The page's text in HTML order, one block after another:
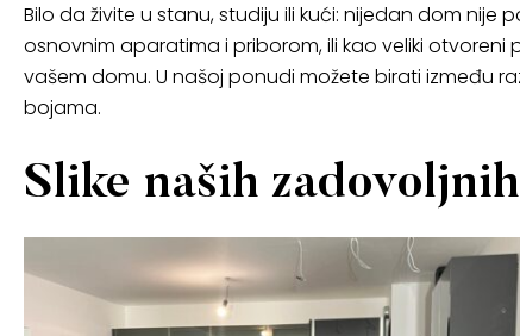
Bilo da živite u stanu, studiju ili kući: nijedan dom nije
osnovnim aparatima i priborom, ili kao veliki
vašem domu. U našoj ponudi možete birati između
bojama.
Slike naših